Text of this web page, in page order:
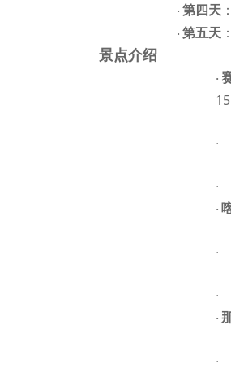
· 第四天
· 第五天
景点介绍
·
15
·
·
·
·
·
·
·